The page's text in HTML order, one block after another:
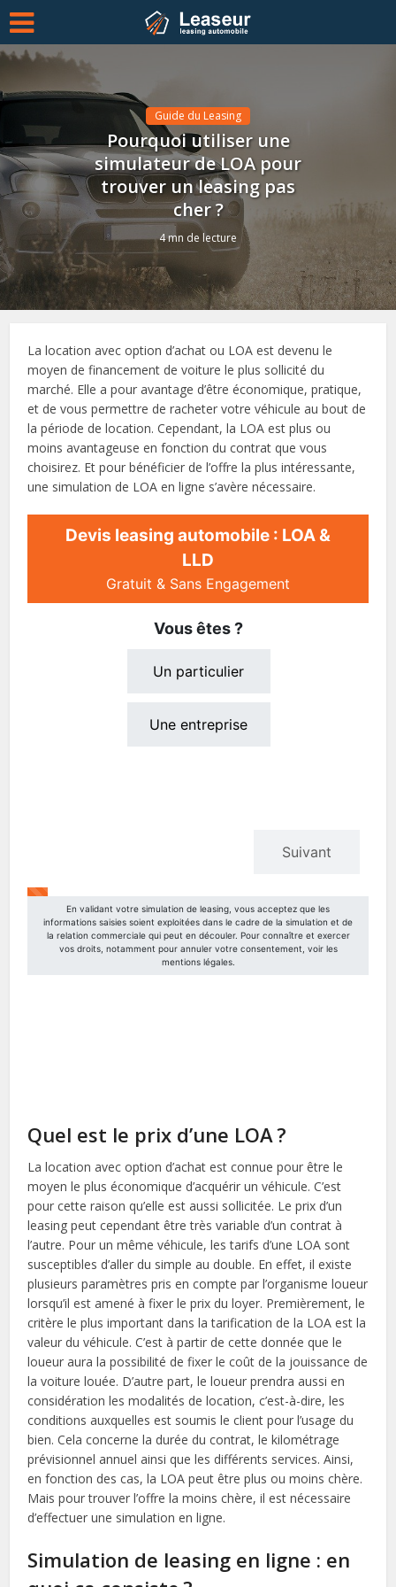
Guide du Leasing
Pourquoi utiliser une
simulateur de LOA pour
trouver un leasing pas
cher ?
4 mn de lecture
La location avec option d’achat ou LOA est devenu le
moyen de financement de voiture le plus sollicité du
marché. Elle a pour avantage d’être économique, pratique,
et de vous permettre de racheter votre véhicule au bout de
la période de location. Cependant, la LOA est plus ou
moins avantageuse en fonction du contrat que vous
choisirez. Et pour bénéficier de l’offre la plus intéressante,
une simulation de LOA en ligne s’avère nécessaire.
Quel est le prix d’une LOA ?
La location avec option d’achat est connue pour être le
moyen le plus économique d’acquérir un véhicule. C’est
pour cette raison qu’elle est aussi sollicitée. Le prix d’un
leasing peut cependant être très variable d’un contrat à
l’autre. Pour un même véhicule, les tarifs d’une LOA sont
susceptibles d’aller du simple au double. En effet, il existe
plusieurs paramètres pris en compte par l’organisme loueur
lorsqu’il est amené à fixer le prix du loyer. Premièrement, le
critère le plus important dans la tarification de la LOA est la
valeur du véhicule. C’est à partir de cette donnée que le
loueur aura la possibilité de fixer le coût de la jouissance de
la voiture louée. D’autre part, le loueur prendra aussi en
considération les modalités de location, c’est-à-dire, les
conditions auxquelles est soumis le client pour l’usage du
bien. Cela concerne la durée du contrat, le kilométrage
prévisionnel annuel ainsi que les différents services. Ainsi,
en fonction des cas, la LOA peut être plus ou moins chère.
Mais pour trouver l’offre la moins chère, il est nécessaire
d’effectuer une simulation en ligne.
Simulation de leasing en ligne : en